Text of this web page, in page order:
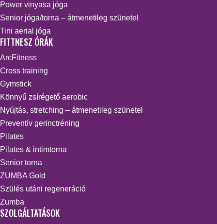
Power vinyasa jóga
Senior jóga/torna – átmenetileg szünetel
Tini aerial jóga
FITTNESZ ÓRÁK
ArcFitness
Cross training
Gymstick
Könnyű zsírégető aerobic
Nyújtás, stretching – átmenetileg szünetel
Preventív gerinctréning
Pilates
Pilates & intimtorna
Senior torna
ZUMBA Gold
Szülés utáni regeneráció
Zumba
SZOLGÁLTATÁSOK